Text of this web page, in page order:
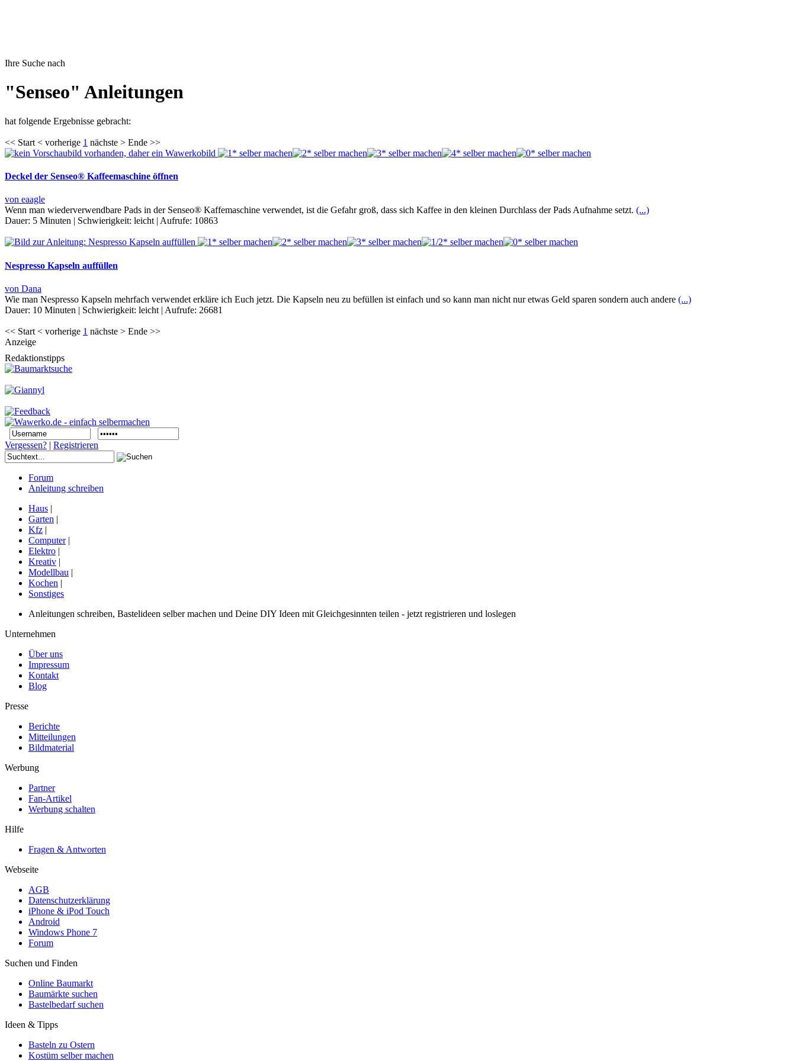
Ihre Suche nach
"Senseo" Anleitungen
hat folgende Ergebnisse gebracht:
<< Start < vorherige 1 nächste > Ende >>
Deckel der Senseo® Kaffeemaschine öffnen
von eaagle
Wenn man wiederverwendbare Pads in der Senseo® Kaffemaschine verwendet, ist die Gefahr groß, dass sich Kaffee in den kleinen Durchlass der Pads Aufnahme setzt. (...)
Dauer: 5 Minuten | Schwierigkeit: leicht | Aufrufe: 10863
Nespresso Kapseln auffüllen
von Dana
Wie man Nespresso Kapseln mehrfach verwendet erkläre ich Euch jetzt. Die Kapseln neu zu befüllen ist einfach und so kann man nicht nur etwas Geld sparen sondern auch andere (...)
Dauer: 10 Minuten | Schwierigkeit: leicht | Aufrufe: 26681
<< Start < vorherige 1 nächste > Ende >>
Anzeige
Redaktionstipps
Vergessen? | Registrieren
Forum
Anleitung schreiben
Haus |
Garten |
Kfz |
Computer|
Elektro |
Kreativ |
Modellbau |
Kochen |
Sonstiges
Anleitungen schreiben, Bastelideen selber machen und Deine DIY Ideen mit Gleichgesinnten teilen - jetzt registrieren und loslegen
Unternehmen
Über uns
Impressum
Kontakt
Blog
Presse
Berichte
Mitteilungen
Bildmaterial
Werbung
Partner
Fan-Artikel
Werbung schalten
Hilfe
Fragen & Antworten
Webseite
AGB
Datenschutzerklärung
iPhone & iPod Touch
Android
Windows Phone 7
Forum
Suchen und Finden
Online Baumarkt
Baumärkte suchen
Bastelbedarf suchen
Ideen & Tipps
Basteln zu Ostern
Kostüm selber machen